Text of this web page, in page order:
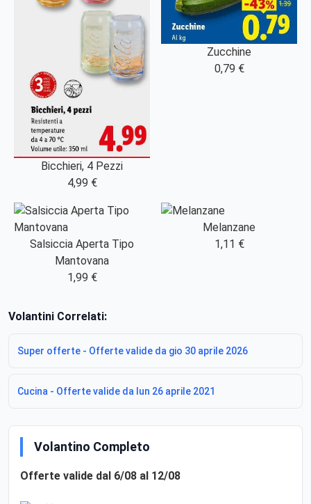
Bicchieri, 4 Pezzi
4,99 €
Zucchine
0,79 €
Salsiccia Aperta Tipo
Mantovana
1,99 €
Melanzane
1,11 €
Volantini Correlati:
Super offerte - Offerte valide da gio 30 aprile 2026
Cucina - Offerte valide da lun 26 aprile 2021
Volantino Completo
Offerte valide dal 6/08 al 12/08